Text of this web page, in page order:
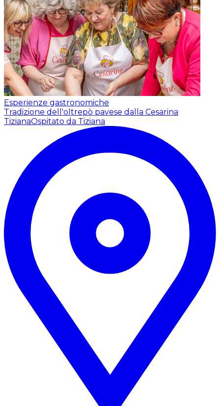
Esperienze gastronomiche
Tradizione dell'oltrepò pavese dalla Cesarina
TizianaOspitato da Tiziana